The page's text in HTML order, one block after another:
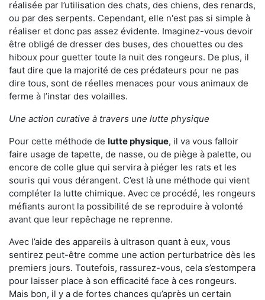
réalisée par l’utilisation des chats, des chiens, des renards,
ou par des serpents. Cependant, elle n'est pas si simple à
réaliser et donc pas assez évidente. Imaginez-vous devoir
être obligé de dresser des buses, des chouettes ou des
hiboux pour guetter toute la nuit des rongeurs. De plus, il
faut dire que la majorité de ces prédateurs pour ne pas
dire tous, sont de réelles menaces pour vous animaux de
ferme à l’instar des volailles.
Une action curative à travers une lutte physique
Pour cette méthode de lutte physique, il va vous falloir
faire usage de tapette, de nasse, ou de piège à palette, ou
encore de colle glue qui servira à piéger les rats et les
souris qui vous dérangent. C’est là une méthode qui vient
compléter la lutte chimique. Avec ce procédé, les rongeurs
méfiants auront la possibilité de se reproduire à volonté
avant que leur repêchage ne reprenne.
Avec l’aide des appareils à ultrason quant à eux, vous
sentirez peut-être comme une action perturbatrice dès les
premiers jours. Toutefois, rassurez-vous, cela s’estompera
pour laisser place à son efficacité face à ces rongeurs.
Mais bon, il y a de fortes chances qu’après un certain